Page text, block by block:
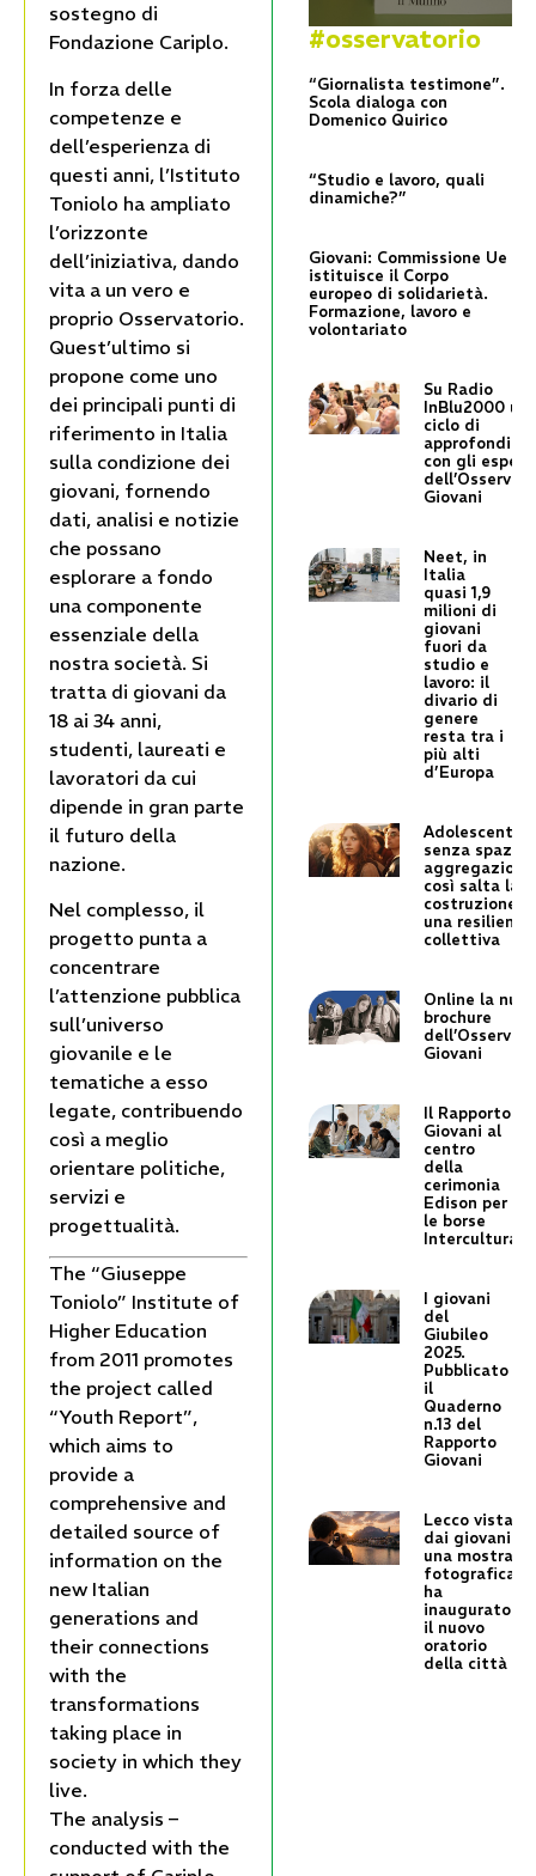
sostegno di
Fondazione Cariplo.
In forza delle
competenze e
dell’esperienza di
questi anni, l’Istituto
Toniolo ha ampliato
l’orizzonte
dell’iniziativa, dando
vita a un vero e
proprio Osservatorio.
Quest’ultimo si
propone come uno
dei principali punti di
riferimento in Italia
sulla condizione dei
giovani, fornendo
dati, analisi e notizie
che possano
esplorare a fondo
una componente
essenziale della
nostra società. Si
tratta di giovani da
18 ai 34 anni,
studenti, laureati e
lavoratori da cui
dipende in gran parte
il futuro della
nazione.
Nel complesso, il
progetto punta a
concentrare
l’attenzione pubblica
sull’universo
giovanile e le
tematiche a esso
legate, contribuendo
così a meglio
orientare politiche,
servizi e
progettualità.
The “Giuseppe
Toniolo” Institute of
Higher Education
from 2011 promotes
the project called
“Youth Report”,
which aims to
provide a
comprehensive and
detailed source of
information on the
new Italian
generations and
their connections
with the
transformations
taking place in
society in which they
live.
The analysis –
conducted with the
#osservatorio
“Giornalista testimone”.
Scola dialoga con
Domenico Quirico
“Studio e lavoro, quali
dinamiche?”
Giovani: Commissione Ue
istituisce il Corpo
europeo di solidarietà.
Formazione, lavoro e
volontariato
Su Radio
InBlu2000 un
ciclo di
con gli
Giovani
Neet, in
Italia
quasi 1,9
milioni di
giovani
fuori da
studio e
lavoro: il
divario di
genere
resta tra i
più alti
d’Europa
Adolescenti
senza spazi
così salta la
costruzione
una resilienza
collettiva
Online la
brochure
Giovani
Il Rapporto
Giovani al
centro
della
cerimonia
Edison per
le borse
Intercultura
I giovani
del
Giubileo
2025.
Pubblicato
il
Quaderno
n.13 del
Rapporto
Giovani
Lecco vista
dai giovani:
una mostra
fotografica
ha
inaugurato
il nuovo
oratorio
della città